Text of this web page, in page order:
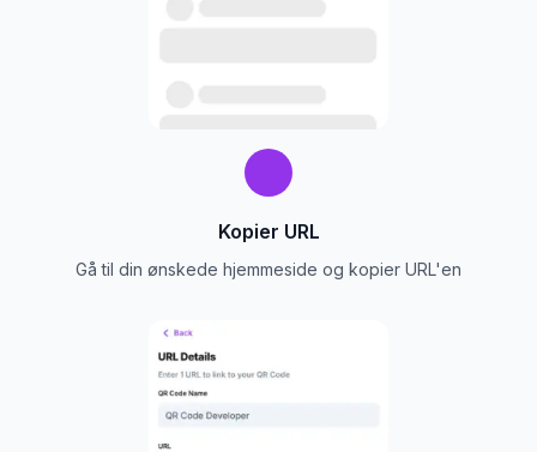
Kopier URL
Gå til din ønskede hjemmeside og kopier URL'en